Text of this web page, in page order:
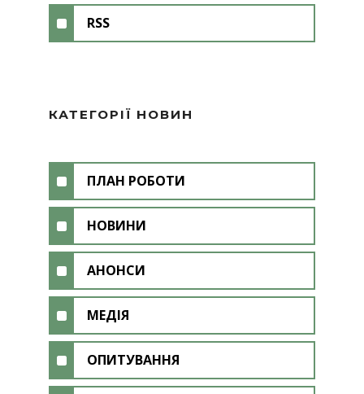
RSS
КАТЕГОРІЇ НОВИН
ПЛАН РОБОТИ
НОВИНИ
АНОНСИ
МЕДІЯ
ОПИТУВАННЯ